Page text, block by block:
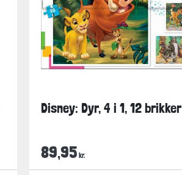
Disney: Dyr, 4 i 1, 12 brikker
89,95 kr.